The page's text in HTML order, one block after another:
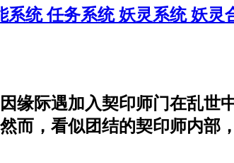
系统任务系统妖灵系统妖灵
缘际遇加入契印师门在乱世
而，看似团结的契印师内部